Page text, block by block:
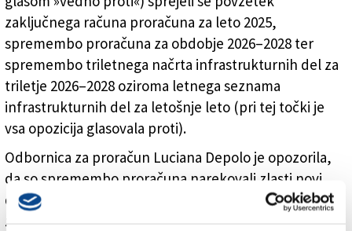
zaključnega računa proračuna za leto 2025,
spremembo proračuna za obdobje 2026–2028 ter
spremembo triletnega načrta infrastrukturnih del za
triletje 2026–2028 oziroma letnega seznama
infrastrukturnih del za letošnje leto (pri tej točki je
vsa opozicija glasovala proti).
Odbornica za proračun Luciana Depolo je opozorila,
da so spremembo proračuna narekovali zlasti novi
deželni prispevki, in sicer 500 tisoč evrov za
zamenjavo umetne trave na nogometnem igrišču